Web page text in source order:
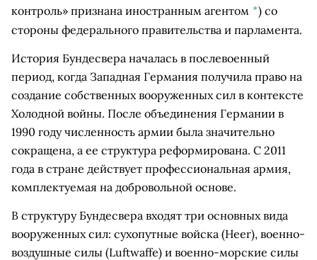
контроль» признана иностранным агентом *) со
стороны федерального правительства и парламента.
История Бундесвера началась в послевоенный
период, когда Западная Германия получила право на
создание собственных вооруженных сил в контексте
Холодной войны. После объединения Германии в
1990 году численность армии была значительно
сокращена, а ее структура реформирована. С 2011
года в стране действует профессиональная армия,
комплектуемая на добровольной основе.
В структуру Бундесвера входят три основных вида
вооруженных сил: сухопутные войска (Heer), военно-
воздушные силы (Luftwaffe) и военно-морские силы